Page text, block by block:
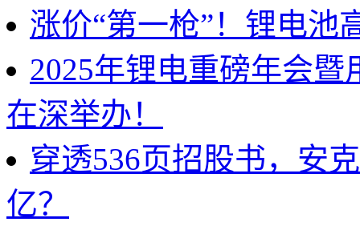
涨价“第一枪”！锂电池
2025年锂电重磅年会
在深举办！
穿透536页招股书，安
亿？